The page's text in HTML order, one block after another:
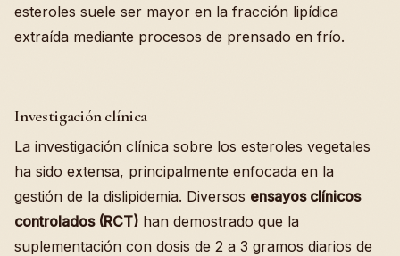
esteroles suele ser mayor en la fracción lipídica
extraída mediante procesos de prensado en frío.
Investigación clínica
La investigación clínica sobre los esteroles vegetales
ha sido extensa, principalmente enfocada en la
gestión de la dislipidemia. Diversos ensayos clínicos
controlados (RCT) han demostrado que la
suplementación con dosis de 2 a 3 gramos diarios de